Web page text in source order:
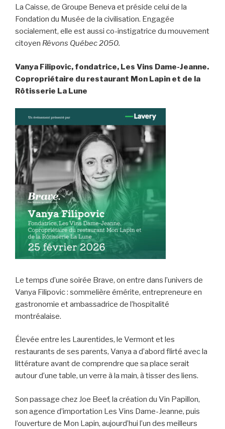
La Caisse, de Groupe Beneva et préside celui de la
Fondation du Musée de la civilisation. Engagée
socialement, elle est aussi co-instigatrice du mouvement
citoyen Rêvons Québec 2050.
Vanya Filipovic, fondatrice, Les Vins Dame-Jeanne.
Copropriétaire du restaurant Mon Lapin et de la
Rôtisserie La Lune
Le temps d’une soirée Brave, on entre dans l’univers de
Vanya Filipovic : sommelière émérite, entrepreneure en
gastronomie et ambassadrice de l’hospitalité
montréalaise.
Élevée entre les Laurentides, le Vermont et les
restaurants de ses parents, Vanya a d’abord flirté avec la
littérature avant de comprendre que sa place serait
autour d’une table, un verre à la main, à tisser des liens.
Son passage chez Joe Beef, la création du Vin Papillon,
son agence d’importation Les Vins Dame-Jeanne, puis
l’ouverture de Mon Lapin, aujourd’hui l’un des meilleurs